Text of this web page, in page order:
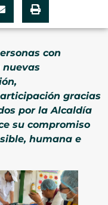
con
nuevas
gracias
por la Alcaldía
su compromiso
humana e